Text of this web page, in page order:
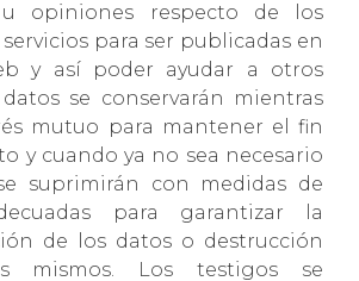
u opiniones respecto de los
para ser publicadas en
y así poder ayudar a otros
se conservarán mientras
mutuo para mantener el fin
y cuando ya no sea necesario
suprimirán con medidas de
para garantizar la
de los datos o destrucción
mismos. Los testigos se